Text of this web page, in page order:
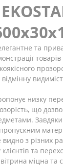
та
низку
що
з різних
та
міцна та